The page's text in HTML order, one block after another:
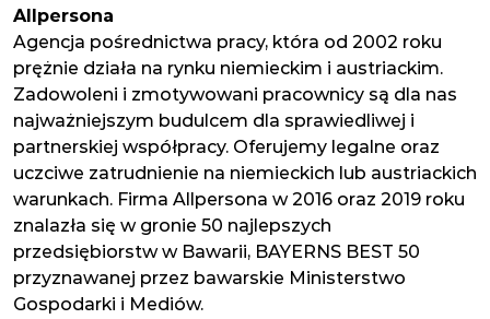
Allpersona
Agencja pośrednictwa pracy, która od 2002 roku
prężnie działa na rynku niemieckim i austriackim.
Zadowoleni i zmotywowani pracownicy są dla nas
najważniejszym budulcem dla sprawiedliwej i
partnerskiej współpracy. Oferujemy legalne oraz
uczciwe zatrudnienie na niemieckich lub austriackich
warunkach. Firma Allpersona w 2016 oraz 2019 roku
znalazła się w gronie 50 najlepszych
przedsiębiorstw w Bawarii, BAYERNS BEST 50
przyznawanej przez bawarskie Ministerstwo
Gospodarki i Mediów.